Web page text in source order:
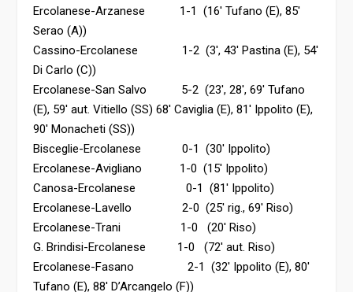
Ercolanese-Arzanese 1-1 (16′ Tufano (E), 85′
Serao (A))
Cassino-Ercolanese 1-2 (3′, 43′ Pastina (E), 54′
Di Carlo (C))
Ercolanese-San Salvo 5-2 (23′, 28′, 69′ Tufano
(E), 59′ aut. Vitiello (SS) 68′ Caviglia (E), 81′ Ippolito (E),
90′ Monacheti (SS))
Bisceglie-Ercolanese 0-1 (30′ Ippolito)
Ercolanese-Avigliano 1-0 (15′ Ippolito)
Canosa-Ercolanese 0-1 (81′ Ippolito)
Ercolanese-Lavello 2-0 (25′ rig., 69′ Riso)
Ercolanese-Trani 1-0 (20′ Riso)
G. Brindisi-Ercolanese 1-0 (72′ aut. Riso)
Ercolanese-Fasano 2-1 (32′ Ippolito (E), 80′
Tufano (E), 88′ D’Arcangelo (F))